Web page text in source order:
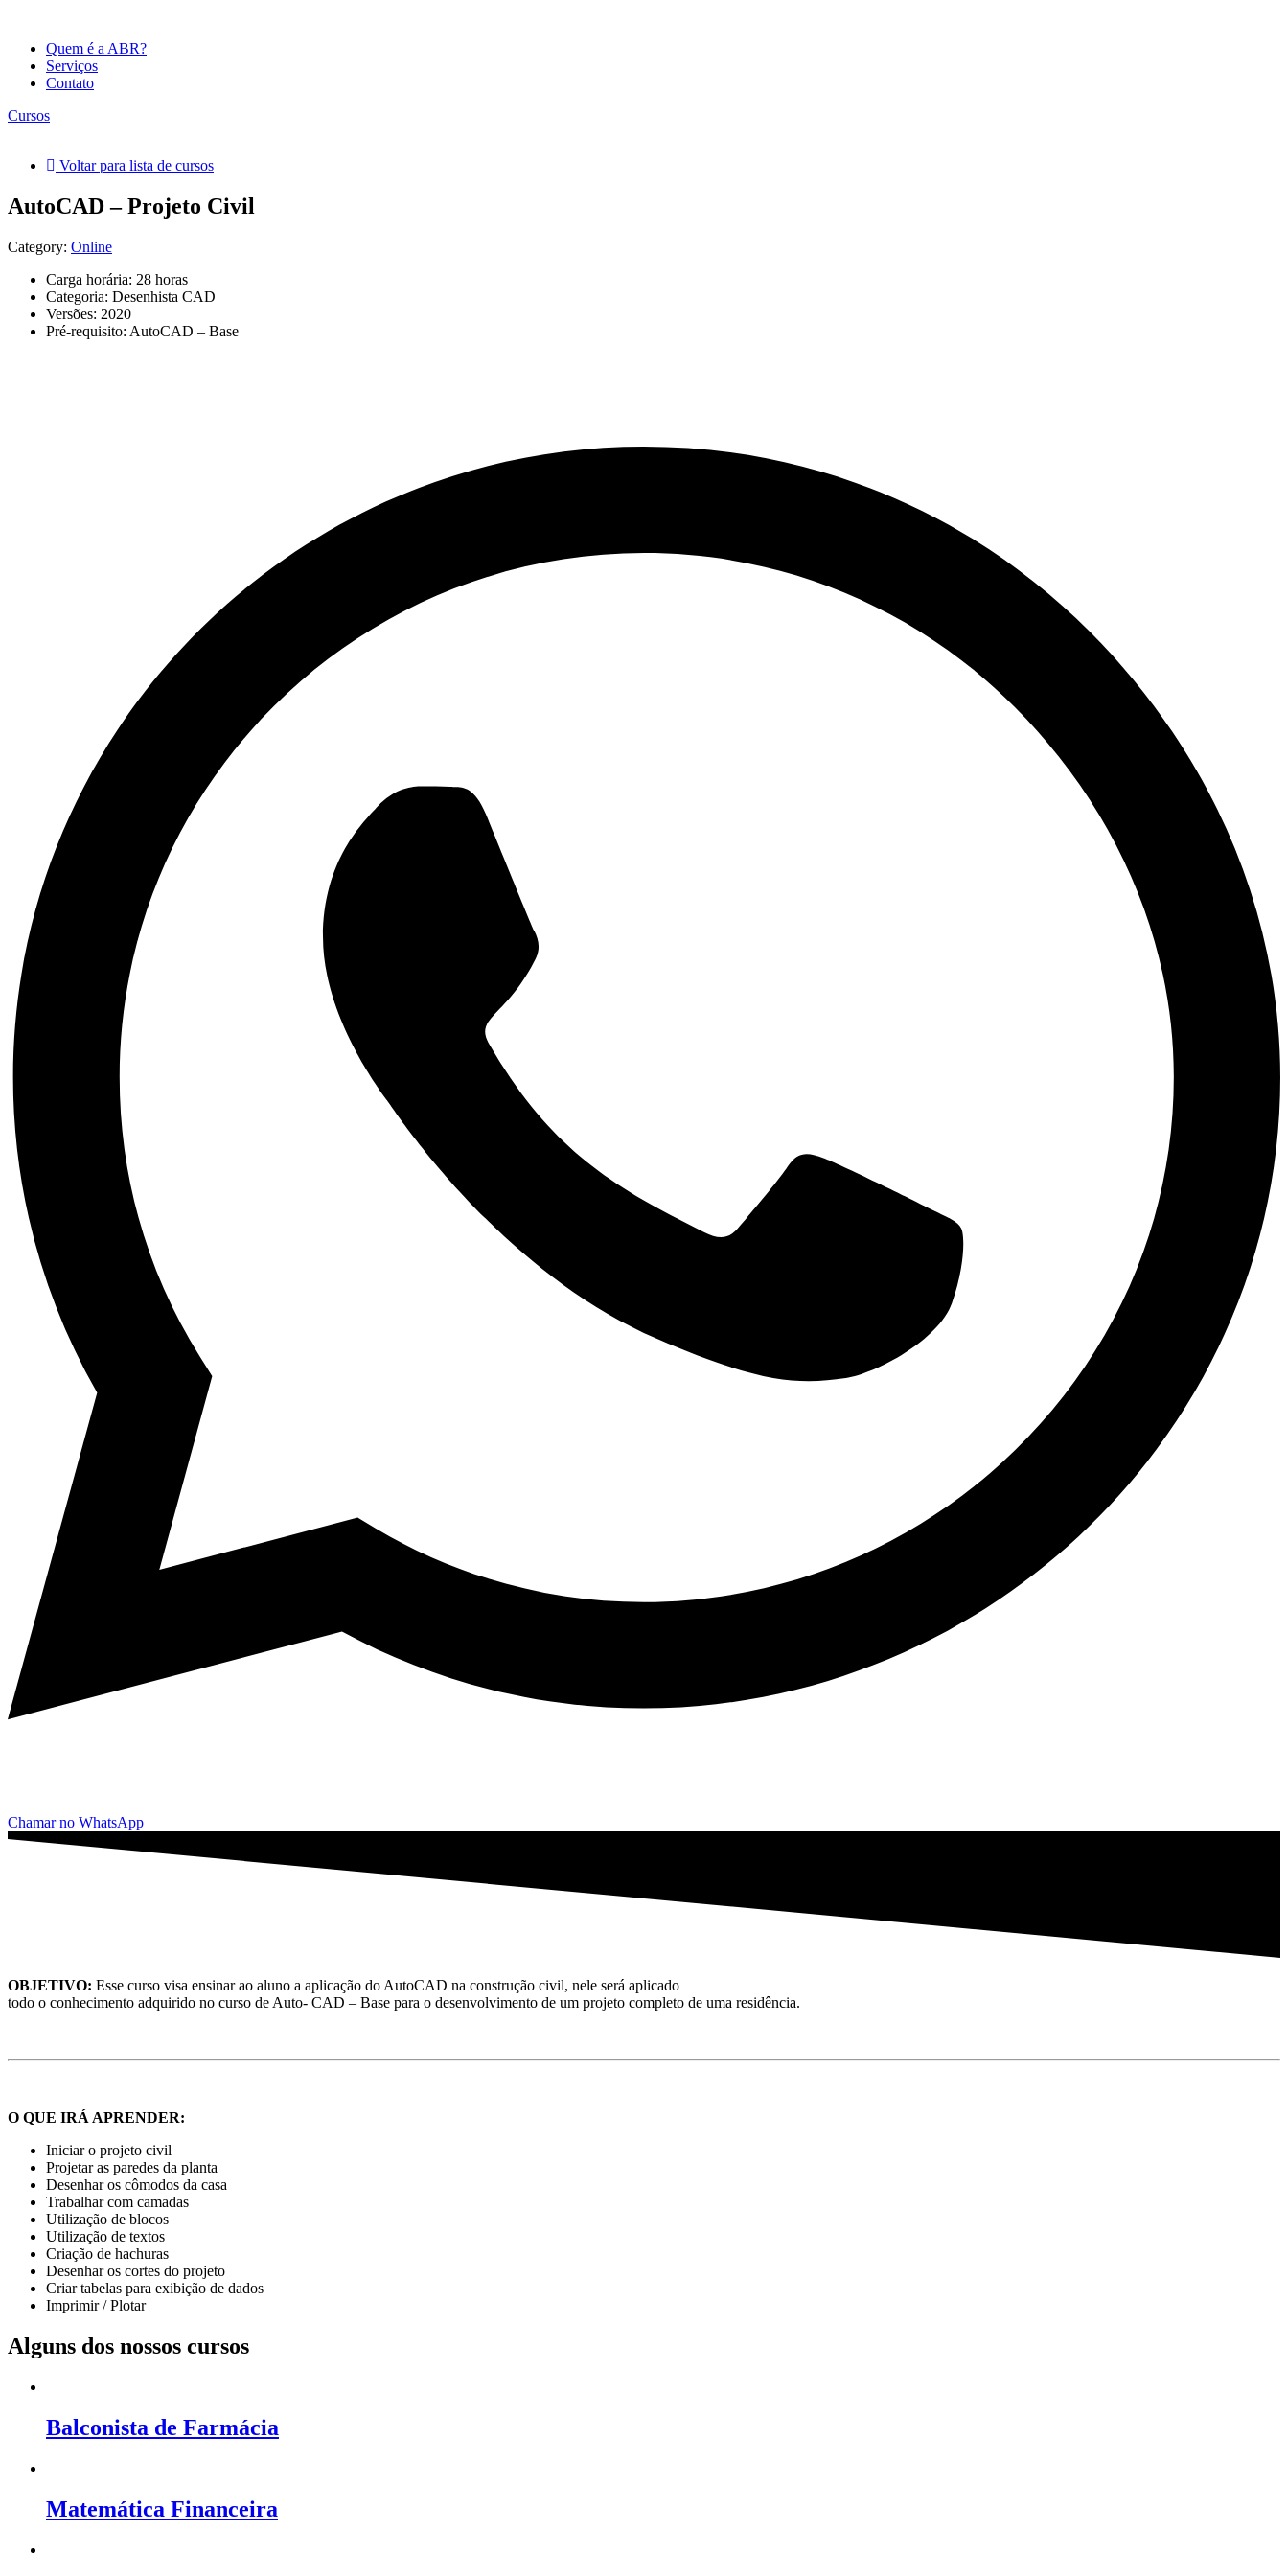
Quem é a ABR?
Serviços
Contato
Cursos
Voltar para lista de cursos
AutoCAD – Projeto Civil
Category: Online
Carga horária: 28 horas
Categoria: Desenhista CAD
Versões: 2020
Pré-requisito: AutoCAD – Base
Chamar no WhatsApp
OBJETIVO: Esse curso visa ensinar ao aluno a aplicação do AutoCAD na construção civil, nele será aplicado
todo o conhecimento adquirido no curso de Auto- CAD – Base para o desenvolvimento de um projeto completo de uma residência.
O QUE IRÁ APRENDER:
Iniciar o projeto civil
Projetar as paredes da planta
Desenhar os cômodos da casa
Trabalhar com camadas
Utilização de blocos
Utilização de textos
Criação de hachuras
Desenhar os cortes do projeto
Criar tabelas para exibição de dados
Imprimir / Plotar
Alguns dos nossos cursos
Balconista de Farmácia
Matemática Financeira